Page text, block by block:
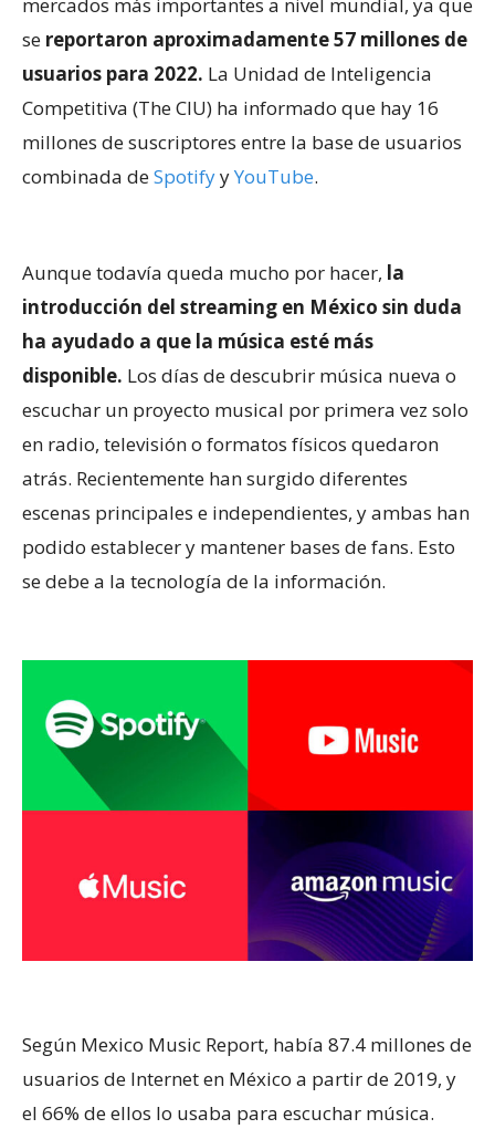
se reportaron aproximadamente 57 millones de
usuarios para 2022. La Unidad de Inteligencia
Competitiva (The CIU) ha informado que hay 16
millones de suscriptores entre la base de usuarios
combinada deSpotifyyYouTube.
Aunque todavía queda mucho por hacer, la
introducción del streaming en México sin duda
ha ayudado a que la música esté más
disponible. Los días de descubrir música nueva o
escuchar un proyecto musical por primera vez solo
en radio, televisión o formatos físicos quedaron
atrás. Recientemente han surgido diferentes
escenas principales e independientes, y ambas han
podido establecer y mantener bases de fans. Esto
se debe a la tecnología de la información.
Según Mexico Music Report, había 87.4 millones de
usuarios de Internet en México a partir de 2019, y
el 66% de ellos lo usaba para escuchar música.